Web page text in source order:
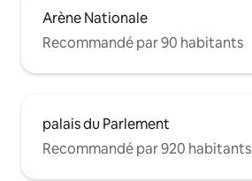
Arène Nationale
Recommandé par 90 habitants
palais du Parlement
Recommandé par 920 habitants